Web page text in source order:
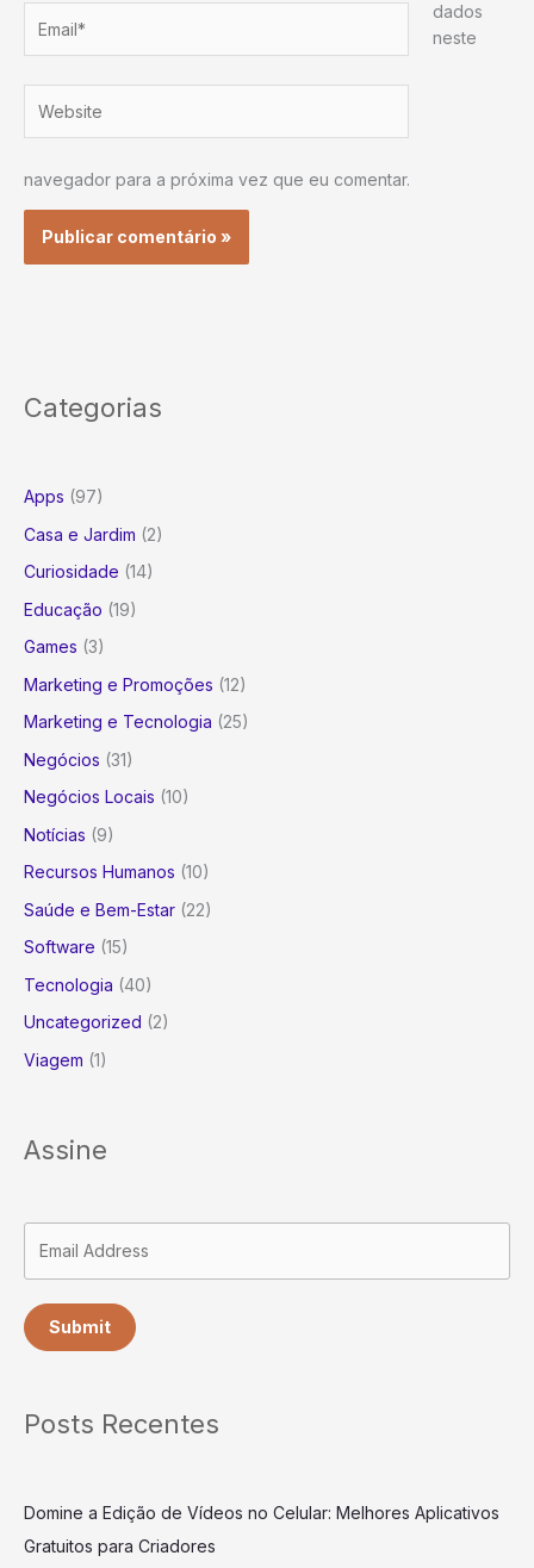
dados
neste
navegador para a próxima vez que eu comentar.
Categorias
Apps (97)
Casa e Jardim (2)
Curiosidade (14)
Educação (19)
Games (3)
Marketing e Promoções (12)
Marketing e Tecnologia (25)
Negócios (31)
Negócios Locais (10)
Notícias (9)
Recursos Humanos (10)
Saúde e Bem-Estar (22)
Software (15)
Tecnologia (40)
Uncategorized (2)
Viagem (1)
Assine
Submit
Posts Recentes
Domine a Edição de Vídeos no Celular: Melhores Aplicativos
Gratuitos para Criadores